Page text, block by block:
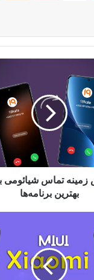
تماس شیائومی
بهترین برنامه‌ها